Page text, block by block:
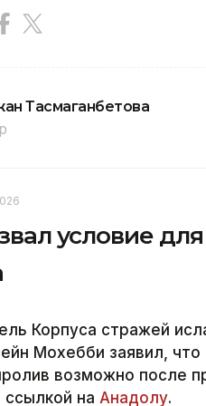
Тасмаганбетова
условие
Корпуса стражей
Мохебби заявил,
возможно после
ссылкой на Анадолу.